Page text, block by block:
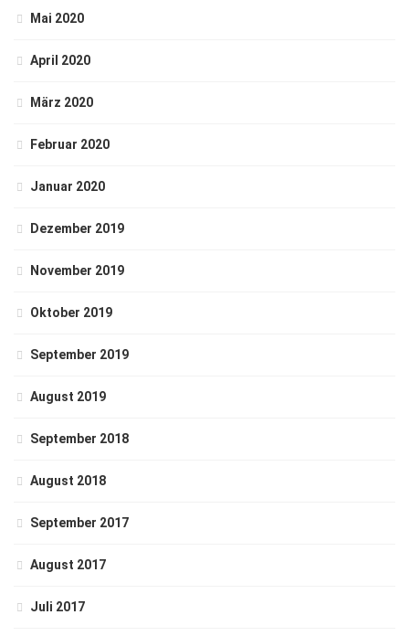
Mai 2020
April 2020
März 2020
Februar 2020
Januar 2020
Dezember 2019
November 2019
Oktober 2019
September 2019
August 2019
September 2018
August 2018
September 2017
August 2017
Juli 2017